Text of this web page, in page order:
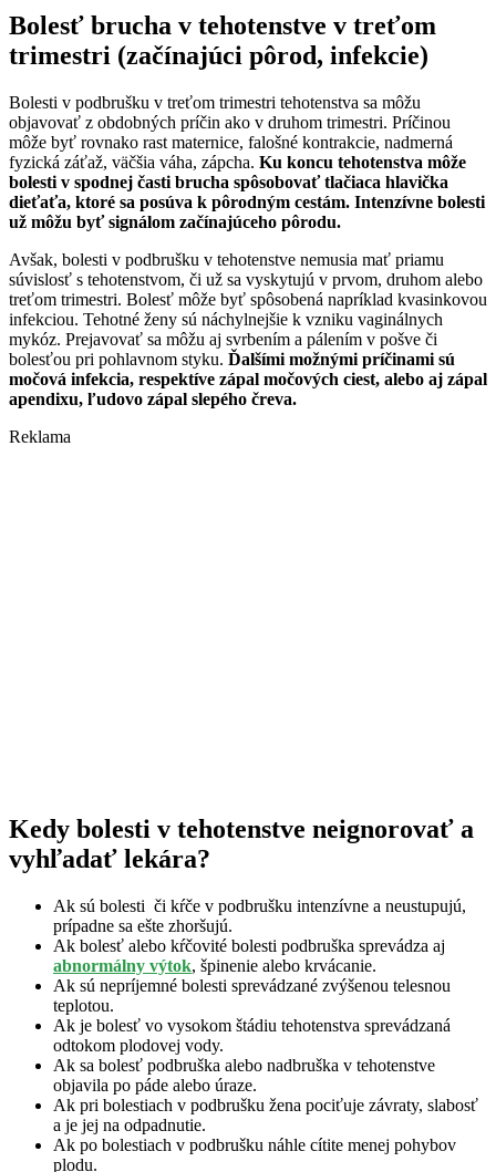
Bolesť brucha v tehotenstve v treťom
trimestri (začínajúci pôrod, infekcie)
Bolesti v podbrušku v treťom trimestri tehotenstva sa môžu
objavovať z obdobných príčin ako v druhom trimestri. Príčinou
môže byť rovnako rast maternice, falošné kontrakcie, nadmerná
fyzická záťaž, väčšia váha, zápcha. Ku koncu tehotenstva môže
bolesti v spodnej časti brucha spôsobovať tlačiaca hlavička
dieťaťa, ktoré sa posúva k pôrodným cestám. Intenzívne bolesti
už môžu byť signálom začínajúceho pôrodu.
Avšak, bolesti v podbrušku v tehotenstve nemusia mať priamu
súvislosť s tehotenstvom, či už sa vyskytujú v prvom, druhom alebo
treťom trimestri. Bolesť môže byť spôsobená napríklad kvasinkovou
infekciou. Tehotné ženy sú náchylnejšie k vzniku vaginálnych
mykóz. Prejavovať sa môžu aj svrbením a pálením v pošve či
bolesťou pri pohlavnom styku. Ďalšími možnými príčinami sú
močová infekcia, respektíve zápal močových ciest, alebo aj zápal
apendixu, ľudovo zápal slepého čreva.
Reklama
Kedy bolesti v tehotenstve neignorovať a
vyhľadať lekára?
Ak sú bolesti či kŕče v podbrušku intenzívne a neustupujú,
prípadne sa ešte zhoršujú.
Ak bolesť alebo kŕčovité bolesti podbruška sprevádza aj
abnormálny výtok, špinenie alebo krvácanie.
Ak sú nepríjemné bolesti sprevádzané zvýšenou telesnou
teplotou.
Ak je bolesť vo vysokom štádiu tehotenstva sprevádzaná
odtokom plodovej vody.
Ak sa bolesť podbruška alebo nadbruška v tehotenstve
objavila po páde alebo úraze.
Ak pri bolestiach v podbrušku žena pociťuje závraty, slabosť
a je jej na odpadnutie.
Ak po bolestiach v podbrušku náhle cítite menej pohybov
plodu.